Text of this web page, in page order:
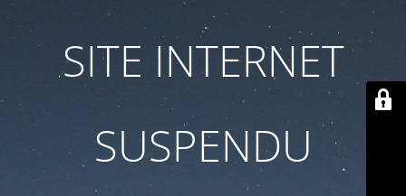
SITE INTERNET
SUSPENDU